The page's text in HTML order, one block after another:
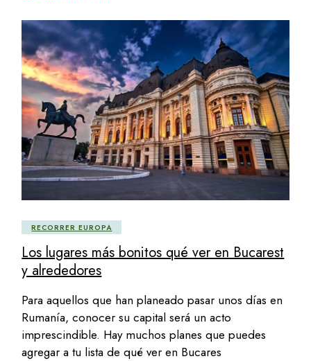
RECORRER EUROPA
Los lugares más bonitos qué ver en Bucarest
y alrededores
Para aquellos que han planeado pasar unos días en
Rumanía, conocer su capital será un acto
imprescindible. Hay muchos planes que puedes
agregar a tu lista de qué ver en Bucares